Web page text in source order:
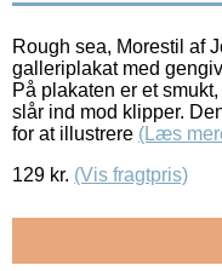
Rough sea, Morestil af
galleriplakat med
På plakaten er et
slår ind mod klipper.
for at illustrere (Læs
129 kr. (Vis fragtpris)